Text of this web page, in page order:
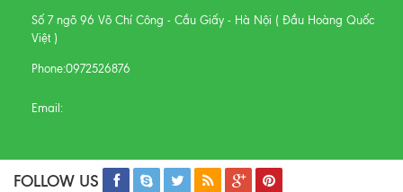
Số 7 ngõ 96 Võ Chí Công - Cầu Giấy - Hà Nội ( Đầu Hoàng Quốc
Việt )
Phone:0972526876
Email:
FOLLOW US